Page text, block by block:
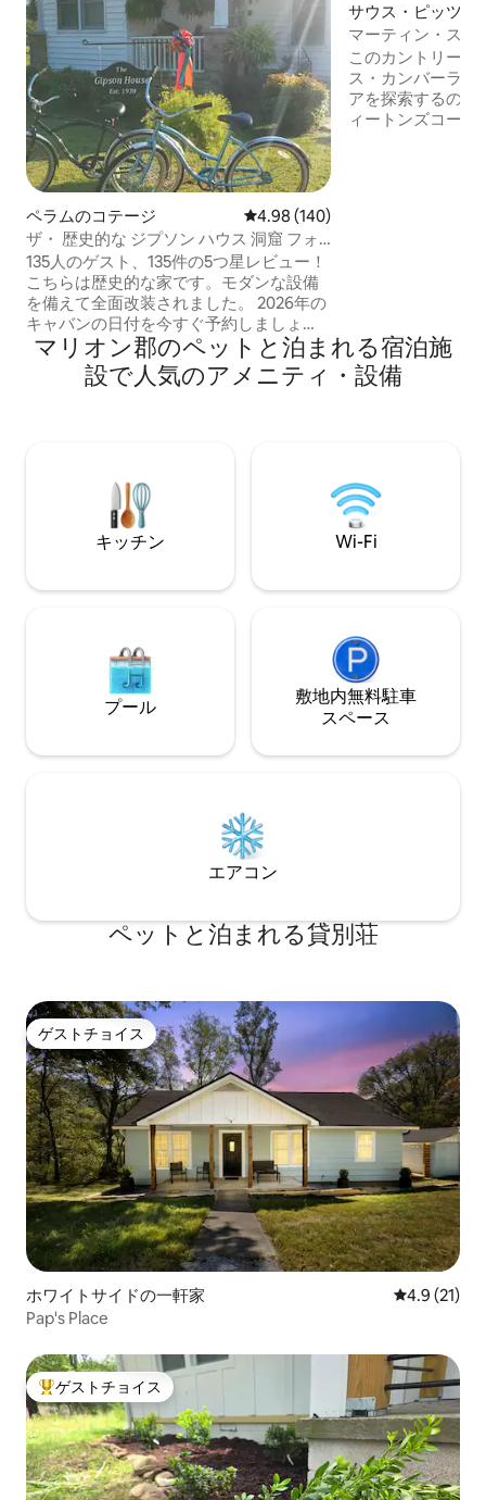
ペラムのコテージ レビュー140件、5つ星中4.98つ
4.98 (140)
ザ・ 歴史的な ジプソン ハウス 洞窟 フォ
ールデーツ
135人のゲスト、135件の5つ星レビュー！
こちらは歴史的な家です。モダンな設備
を備えて全面改装されました。 2026年の
キャバンの日付を今すぐ予約しましょ
う！ 最高の宿泊施設をお探しですか？見
つかりました！ レビューをご覧くださ
い！ゲストはギプソンハウスが大好きで
する風光明媚なペルハム・バレーにあ
り、この地域には世界レベルのハイキン
グコースがあり、スワニーにも近いで
サウス・ピッツバ
軒家
マーティン・スプ
このカントリーキ
ス・カンバーラン
アを探索するのに
ィートンズコー
FiとDVDプレーヤ
マリオン郡のペットと泊まれる宿泊施
設で人気のアメニティ・設備
キッチン Wi-Fi
プール
敷地内無料駐⁠車
ス⁠ペ⁠ー⁠ス
エアコン
ペットと泊まれる貸別荘
ゲストチョイス
ゲストチョイス
ホワイトサイドの一軒家 レビュー21
4.9 (21)
Pap's Place
大好評のゲストチョイスです。
ゲストチョイス